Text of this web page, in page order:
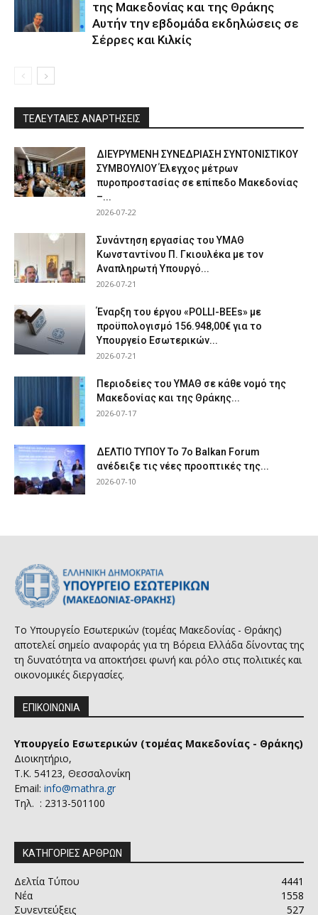
της Μακεδονίας και της Θράκης
Αυτήν την εβδομάδα εκδηλώσεις σε
Σέρρες και Κιλκίς
ΤΕΛΕΥΤΑΙΕΣ ΑΝΑΡΤΗΣΕΙΣ
ΔΙΕΥΡΥΜΕΝΗ ΣΥΝΕΔΡΙΑΣΗ ΣΥΝΤΟΝΙΣΤΙΚΟΥ
ΣΥΜΒΟΥΛΙΟΥ Έλεγχος μέτρων
πυροπροστασίας σε επίπεδο Μακεδονίας
–...
2026-07-22
Συνάντηση εργασίας του ΥΜΑΘ
Κωνσταντίνου Π. Γκιουλέκα με τον
Αναπληρωτή Υπουργό...
2026-07-21
Έναρξη του έργου «POLLI-BEEs» με
προϋπολογισμό 156.948,00€ για το
Υπουργείο Εσωτερικών...
2026-07-21
Περιοδείες του ΥΜΑΘ σε κάθε νομό της
Μακεδονίας και της Θράκης...
2026-07-17
ΔΕΛΤΙΟ ΤΥΠΟΥ Το 7ο Balkan Forum
ανέδειξε τις νέες προοπτικές της...
2026-07-10
Το Υπουργείο Εσωτερικών (τομέας Μακεδονίας - Θράκης)
αποτελεί σημείο αναφοράς για τη Βόρεια Ελλάδα δίνοντας της
τη δυνατότητα να αποκτήσει φωνή και ρόλο στις πολιτικές και
οικονομικές διεργασίες.
ΕΠΙΚΟΙΝΩΝΙΑ
Υπουργείο Εσωτερικών (τομέας Μακεδονίας - Θράκης)
Διοικητήριο,
Τ.Κ. 54123, Θεσσαλονίκη
Email: info@mathra.gr
Τηλ. : 2313-501100
ΚΑΤΗΓΟΡΙΕΣ ΑΡΘΡΩΝ
Δελτία Τύπου
4441
Νέα
1558
Συνεντεύξεις
527